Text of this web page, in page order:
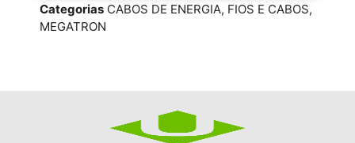
Categorias CABOS DE ENERGIA, FIOS E CABOS,
MEGATRON